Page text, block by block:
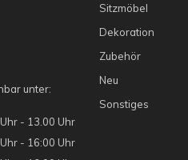
unter:
- 13.00 Uhr
- 16:00 Uhr
Sitzmöbel
Dekoration
Zubehör
Neu
Sonstiges